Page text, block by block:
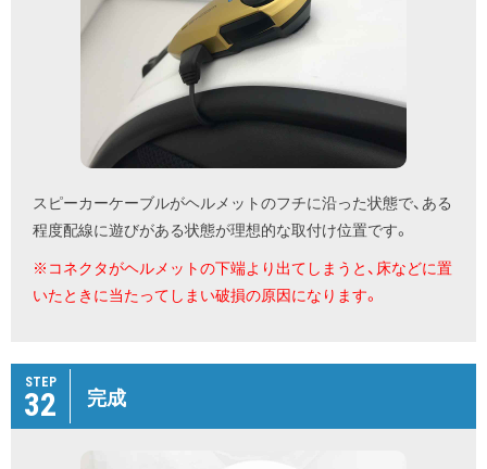
スピーカーケーブルがヘルメットのフチに沿った状態で、ある
程度配線に遊びがある状態が理想的な取付け位置です。
※コネクタがヘルメットの下端より出てしまうと、床などに置
いたときに当たってしまい破損の原因になります。
STEP
32 完成